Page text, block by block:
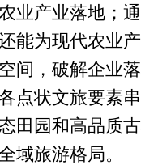
业产业落地；
能为现代农业
间，破解企业落
点状文旅要素串
田园和高品质
域旅游格局。